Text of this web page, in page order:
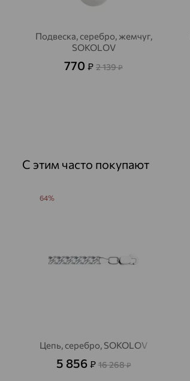
Подвеска, серебро, жемчуг,
SOKOLOV
770 ₽ 2 139₽
С этим часто покупают
Цепь, серебро, SOKOLOV
5 856 ₽ 16 268₽
64%